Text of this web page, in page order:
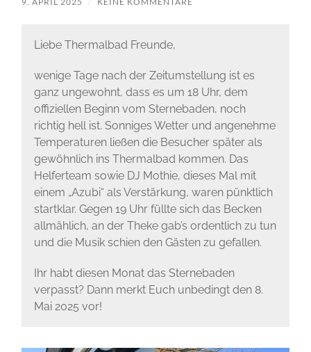
Liebe Thermalbad Freunde,
wenige Tage nach der Zeitumstellung ist es
ganz ungewohnt, dass es um 18 Uhr, dem
offiziellen Beginn vom Sternebaden, noch
richtig hell ist. Sonniges Wetter und angenehme
Temperaturen ließen die Besucher später als
gewöhnlich ins Thermalbad kommen. Das
Helferteam sowie DJ Mothie, dieses Mal mit
einem „Azubi“ als Verstärkung, waren pünktlich
startklar. Gegen 19 Uhr füllte sich das Becken
allmählich, an der Theke gab’s ordentlich zu tun
und die Musik schien den Gästen zu gefallen.
Ihr habt diesen Monat das Sternebaden
verpasst? Dann merkt Euch unbedingt den 8.
Mai 2025 vor!